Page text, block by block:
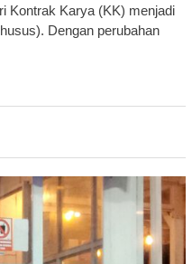
Kontrak Karya (KK) menjadi
Dengan perubahan